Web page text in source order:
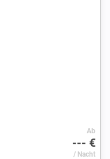
Ab
--- €
/ Nacht